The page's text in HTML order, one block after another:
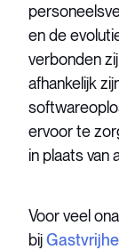
en de
verbonden
afhankelijk
ervoor te
in plaats van
Voor veel
bij